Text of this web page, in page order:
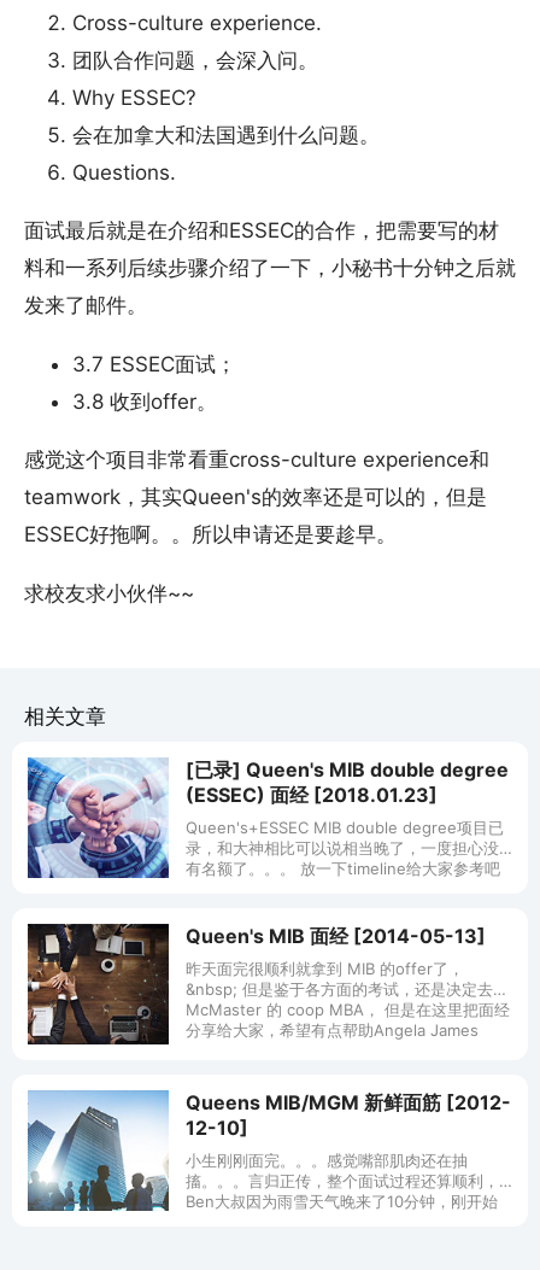
Cross-culture experience.
团队合作问题，会深入问。
Why ESSEC?
会在加拿大和法国遇到什么问题。
Questions.
面试最后就是在介绍和ESSEC的合作，把需要写的材
料和一系列后续步骤介绍了一下，小秘书十分钟之后就
发来了邮件。
3.7 ESSEC面试；
3.8 收到offer。
感觉这个项目非常看重cross-culture experience和
teamwork，其实Queen's的效率还是可以的，但是
ESSEC好拖啊。。所以申请还是要趁早。
求校友求小伙伴~~
相关文章
[已录] Queen's MIB double degree
(ESSEC) 面经 [2018.01.23]
Queen's+ESSEC MIB double degree项目已
录，和大神相比可以说相当晚了，一度担心没
有名额了。。。 放一下timeline给大家参考吧
Queen's MIB 面经 [2014-05-13]
昨天面完很顺利就拿到 MIB 的offer了，
&nbsp; 但是鉴于各方面的考试，还是决定去
McMaster 的 coop MBA， 但是在这里把面经
分享给大家，希望有点帮助Angela James
Queens MIB/MGM 新鲜面筋 [2012-
12-10]
小生刚刚面完。。。感觉嘴部肌肉还在抽
搐。。。言归正传，整个面试过程还算顺利，
Ben大叔因为雨雪天气晚来了10分钟，刚开始